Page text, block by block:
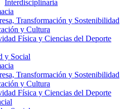
Interdisciplinaria
Transformación y Sostenibilidad
y Cultura
Física y Ciencias del Deporte
y Social
Transformación y Sostenibilidad
y Cultura
Física y Ciencias del Deporte